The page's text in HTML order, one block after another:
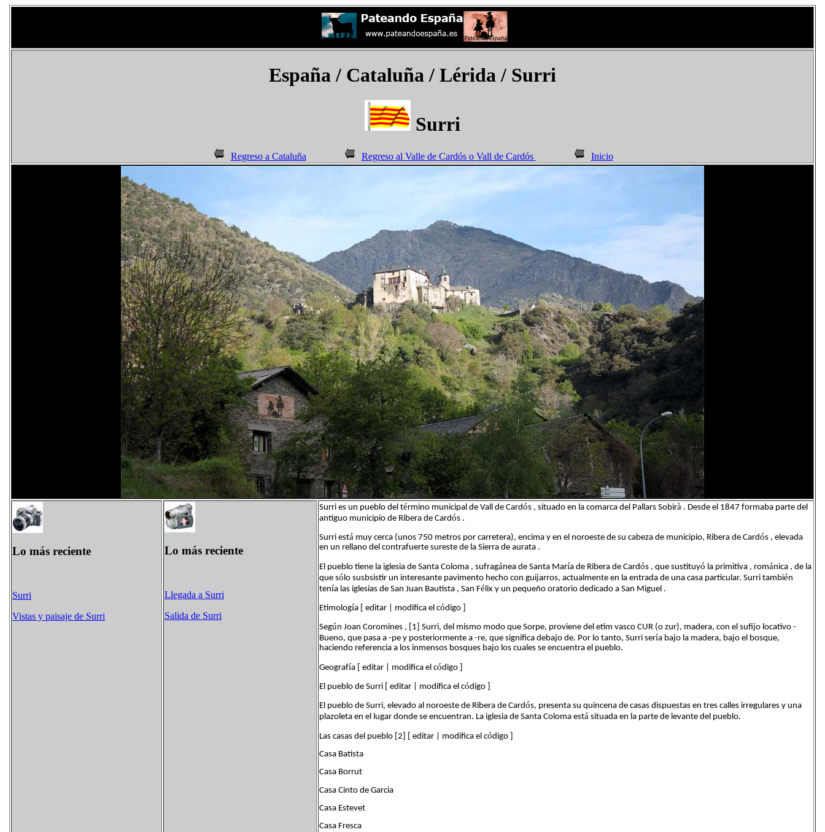
España/ Cataluña / Lérida / Surri
Surri
Regreso a Cataluña Regreso al Valle de Cardós o Vall de Cardós Inicio
Lo más reciente
Surri
Vistas y paisaje de Surri
Lo más reciente
Llegada a Surri
Salida de Surri
Surri es un pueblo del término municipal de Vall de Cardós , situado en la comarca del Pallars Sobirà . Desde el 1847 formaba parte del
antiguo municipio de Ribera de Cardós .
Surri está muy cerca (unos 750 metros por carretera), encima y en el noroeste de su cabeza de municipio, Ribera de Cardós , elevada
en un rellano del contrafuerte sureste de la Sierra de aurata .
El pueblo tiene la iglesia de Santa Coloma , sufragánea de Santa María de Ribera de Cardós , que sustituyó la primitiva , románica , de la
que só lo susbsistir un interesante pavimento hecho con guijarros, actualmente en la entrada de una casa particular. Surri también
tenía las iglesias de San Juan Bautista , San Fé lix y un pequeño oratorio dedicado a San Miguel .
Etimología [ editar | modifica el código ]
Según Joan Coromines , [1] Surri, del mismo modo que Sorpe, proviene del etim vasco CUR (o zur), madera, con el sufijo locativo -
Bueno, que pasa a -pe y posteriormente a -re, que significa debajo de. Por lo tanto, Surri sería bajo la madera, bajo el bosque,
haciendo referencia a los inmensos bosques bajo los cuales se encuentra el pueblo.
Geografía [ editar | modifica el código ]
El pueblo de Surri [ editar | modifica el código ]
El pueblo de Surri, elevado al noroeste de Ribera de Cardós, presenta su quincena de casas dispuestas en tres calles irregulares y una
plazoleta en el lugar donde se encuentran. La iglesia de Santa Coloma está situada en la parte de levante del pueblo.
Las casas del pueblo [2] [ editar | modifica el código ]
Casa Batista
Casa Borrut
Casa Cinto de Garcia
Casa Estevet
Casa Fresca